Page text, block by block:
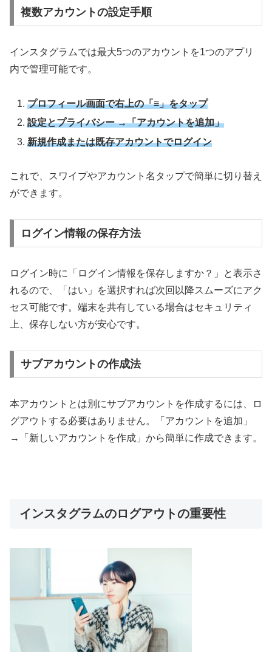
複数アカウントの設定手順
インスタグラムでは最大5つのアカウントを1つのアプリ
内で管理可能です。
プロフィール画面で右上の「≡」をタップ
設定とプライバシー →「アカウントを追加」
新規作成または既存アカウントでログイン
これで、スワイプやアカウント名タップで簡単に切り替え
ができます。
ログイン情報の保存方法
ログイン時に「ログイン情報を保存しますか？」と表示さ
れるので、「はい」を選択すれば次回以降スムーズにアク
セス可能です。端末を共有している場合はセキュリティ
上、保存しない方が安心です。
サブアカウントの作成法
本アカウントとは別にサブアカウントを作成するには、ロ
グアウトする必要はありません。「アカウントを追加」
→「新しいアカウントを作成」から簡単に作成できます。
インスタグラムのログアウトの重要性